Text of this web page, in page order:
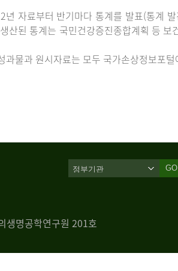
년 자료부터 반기마다 통계를 발표(통계
산된 통계는 국민건강증진종합계획 등
과물과 원시자료는 모두 국가손상정보포
GO
생명공학연구원 201호